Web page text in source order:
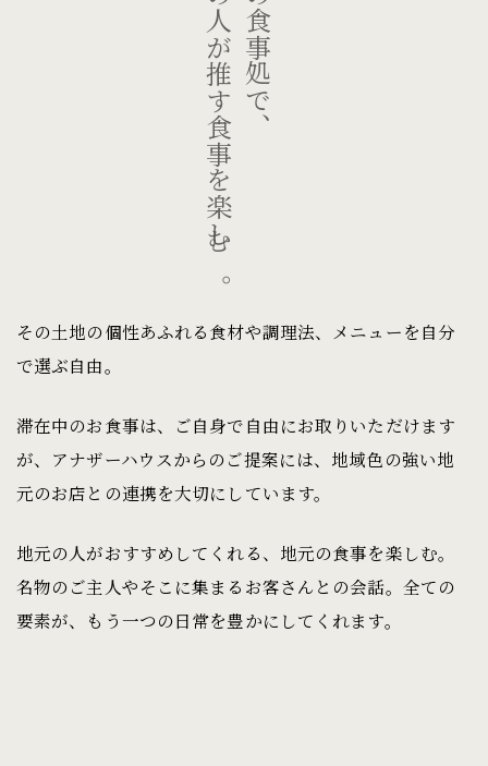
地元の人が推す食事を楽しむ。
その土地の個性あふれる食材や調理法、メニューを自分
で選ぶ自由。
滞在中のお食事は、ご自身で自由にお取りいただけます
が、アナザーハウスからのご提案には、地域色の強い地
元のお店との連携を大切にしています。
地元の人がおすすめしてくれる、地元の食事を楽しむ。
名物のご主人やそこに集まるお客さんとの会話。全ての
要素が、もう一つの日常を豊かにしてくれます。